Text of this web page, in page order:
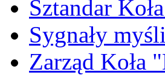
Sztandar
Sygnały
Zarząd Koła